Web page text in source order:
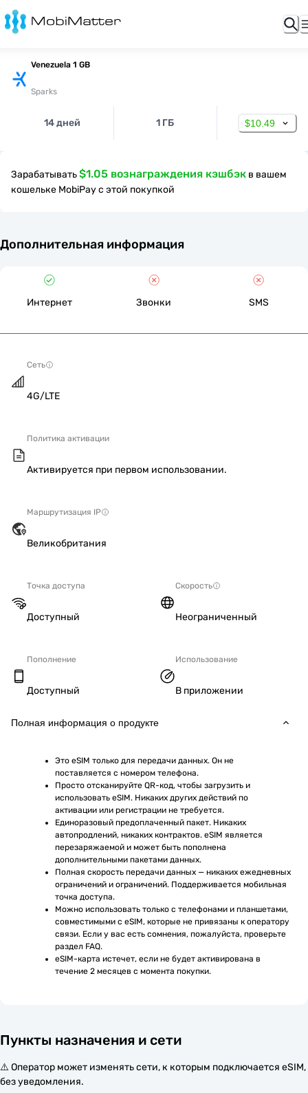
Venezuela 1 GB
Sparks
14 дней 1 ГБ $10.49
Зарабатывать$1.05 вознаграждения кэшбэк в вашем
кошельке MobiPay с этой покупкой
Дополнительная информация
Интернет Звонки SMS
Сеть
4G/LTE
Политика активации
Активируется при первом использовании.
Маршрутизация IP
Великобритания
Точка доступа
Доступный
Скорость
Неограниченный
Пополнение
Доступный
Использование
В приложении
Полная информация о продукте
Это eSIM только для передачи данных. Он не
поставляется с номером телефона.
Просто отсканируйте QR-код, чтобы загрузить и
использовать eSIM. Никаких других действий по
активации или регистрации не требуется.
Единоразовый предоплаченный пакет. Никаких
автопродлений, никаких контрактов. eSIM является
перезаряжаемой и может быть пополнена
дополнительными пакетами данных.
Полная скорость передачи данных — никаких ежедневных
ограничений и ограничений. Поддерживается мобильная
точка доступа.
Можно использовать только с телефонами и планшетами,
совместимыми с eSIM, которые не привязаны к оператору
связи. Если у вас есть сомнения, пожалуйста, проверьте
раздел FAQ.
eSIM-карта истечет, если не будет активирована в
течение 2 месяцев с момента покупки.
Пункты назначения и сети
⚠️ Оператор может изменять сети, к которым подключается eSIM,
без уведомления.